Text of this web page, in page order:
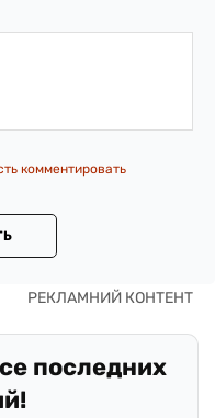
комментировать
последних